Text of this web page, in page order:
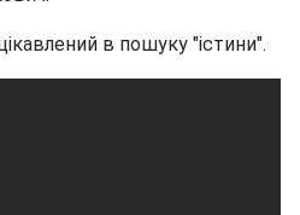
в пошуку "істини".